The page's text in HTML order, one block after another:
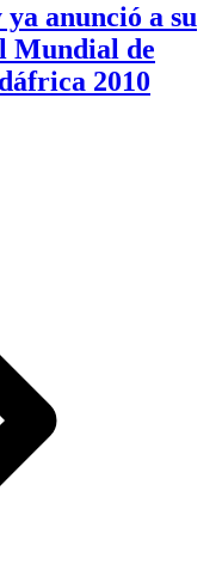
anunció a su
Mundial de
2010